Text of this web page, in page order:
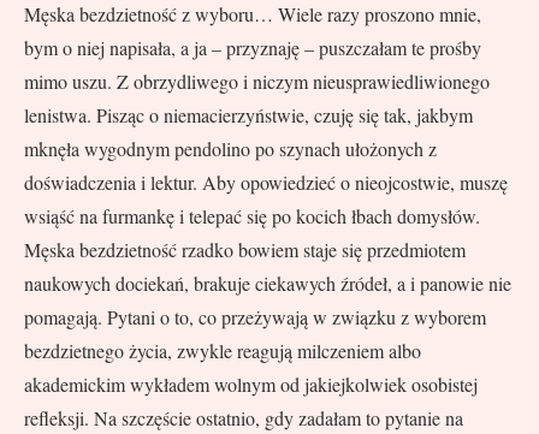
Męska bezdzietność z wyboru… Wiele razy proszono mnie,
bym o niej napisała, a ja – przyznaję – puszczałam te prośby
mimo uszu. Z obrzydliwego i niczym nieusprawiedliwionego
lenistwa. Pisząc o niemacierzyństwie, czuję się tak, jakbym
mknęła wygodnym pendolino po szynach ułożonych z
doświadczenia i lektur. Aby opowiedzieć o nieojcostwie, muszę
wsiąść na furmankę i telepać się po kocich łbach domysłów.
Męska bezdzietność rzadko bowiem staje się przedmiotem
naukowych dociekań, brakuje ciekawych źródeł, a i panowie nie
pomagają. Pytani o to, co przeżywają w związku z wyborem
bezdzietnego życia, zwykle reagują milczeniem albo
akademickim wykładem wolnym od jakiejkolwiek osobistej
refleksji. Na szczęście ostatnio, gdy zadałam to pytanie na